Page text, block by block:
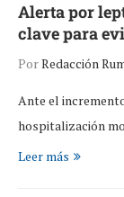
Alerta por
clave para
PorRedacción
Ante el
hospitalización
Leer más